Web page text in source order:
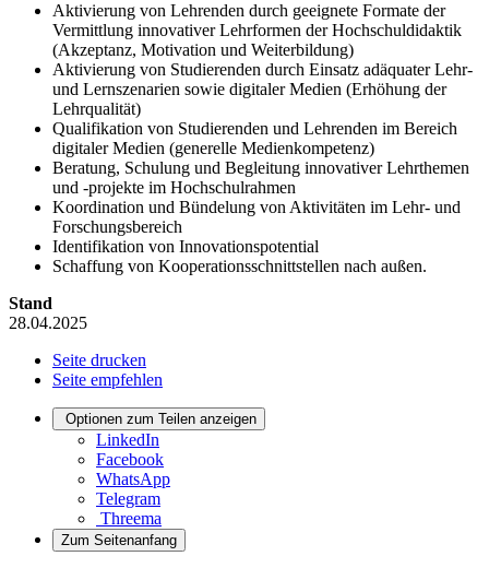
Aktivierung von Lehrenden durch geeignete Formate der
Vermittlung innovativer Lehrformen der Hochschuldidaktik
(Akzeptanz, Motivation und Weiterbildung)
Aktivierung von Studierenden durch Einsatz adäquater Lehr-
und Lernszenarien sowie digitaler Medien (Erhöhung der
Lehrqualität)
Qualifikation von Studierenden und Lehrenden im Bereich
digitaler Medien (generelle Medienkompetenz)
Beratung, Schulung und Begleitung innovativer Lehrthemen
und -projekte im Hochschulrahmen
Koordination und Bündelung von Aktivitäten im Lehr- und
Forschungsbereich
Identifikation von Innovationspotential
Schaffung von Kooperationsschnittstellen nach außen.
Stand
28.04.2025
Seite drucken
Seite empfehlen
Optionen zum Teilen anzeigen
LinkedIn
Facebook
WhatsApp
Telegram
Threema
Zum Seitenanfang